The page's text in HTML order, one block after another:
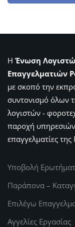
Η Ένωση
Επαγγελματιών
με σκοπό την
συντονισμό όλων
λογιστών -
παροχή υπηρεσιών
επαγγελματίες
Υποβολή
Παράπονα –
Επιλέγω
Αγγελίες Εργασίας